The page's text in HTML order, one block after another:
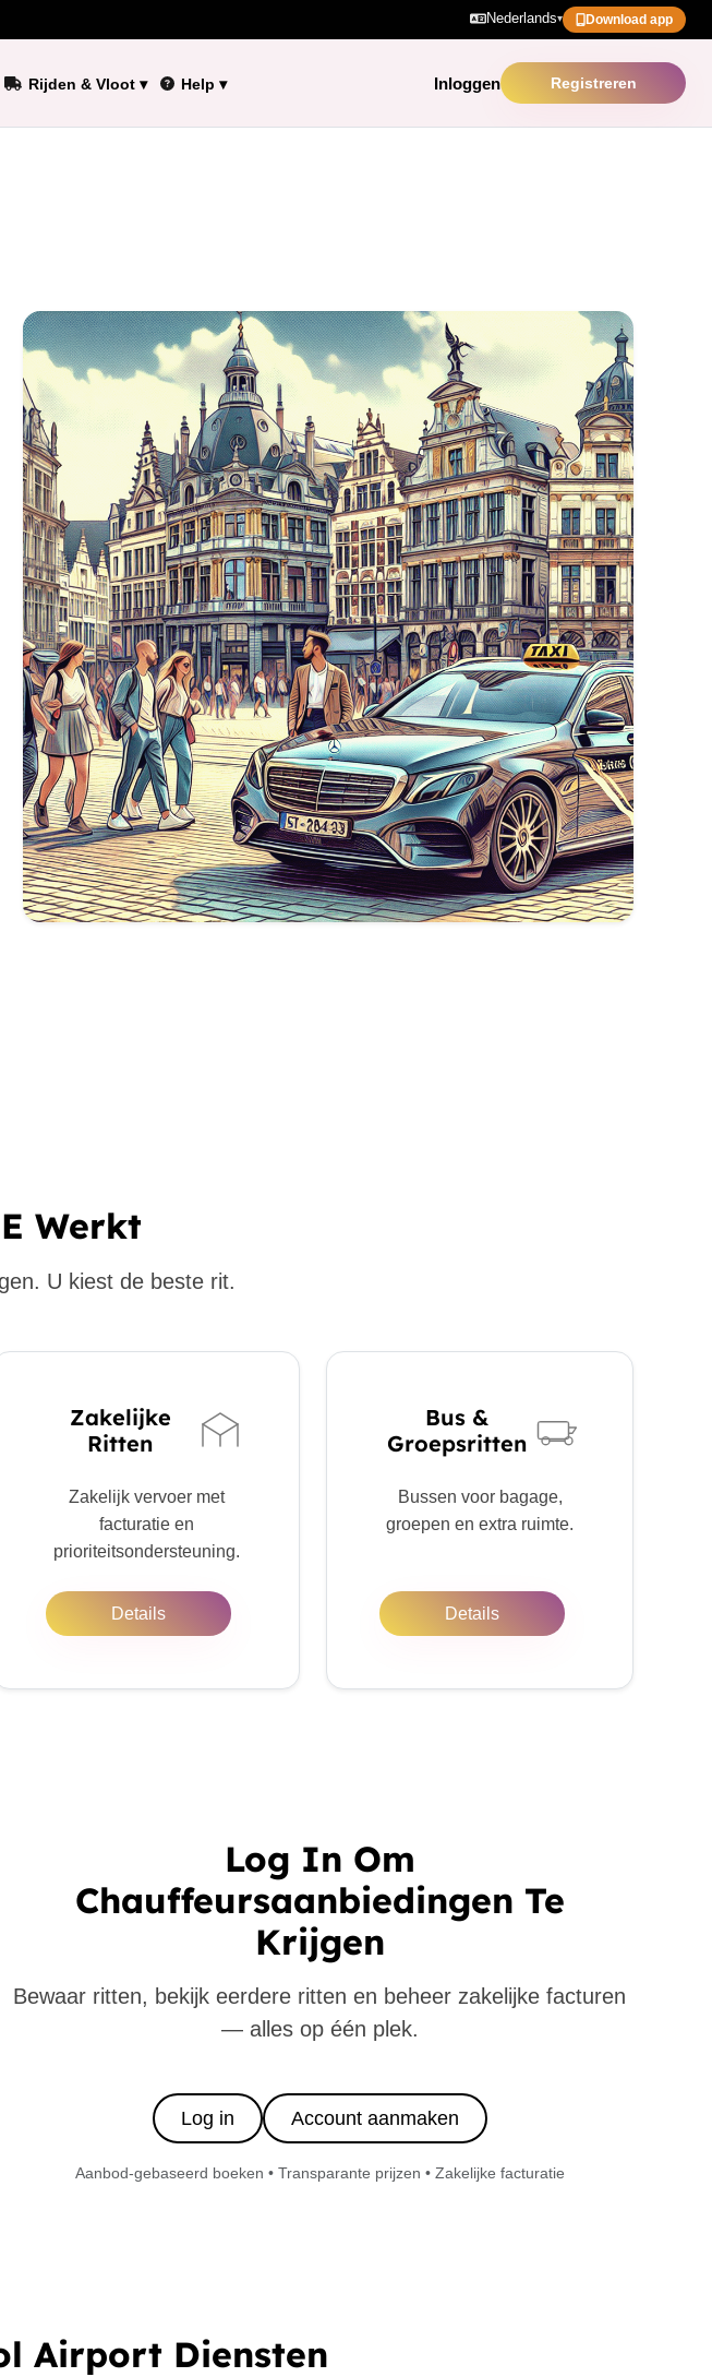
Nederlands▾ Download app
Rijden & Vloot ▾ Help ▾ Inloggen Registreren
Werkt
U kiest de beste rit.
Zakelijke
Ritten
Zakelijk vervoer met
facturatie en
prioriteitsondersteuning.
Details
Bus &
Groepsritten
Bussen voor bagage,
groepen en extra ruimte.
Details
Log In Om
Chauffeursaanbiedingen Te
Krijgen
Bewaar ritten, bekijk eerdere ritten en beheer zakelijke facturen
— alles op één plek.
Log in Account aanmaken
Aanbod-gebaseerd boeken • Transparante prijzen • Zakelijke facturatie
Airport Diensten